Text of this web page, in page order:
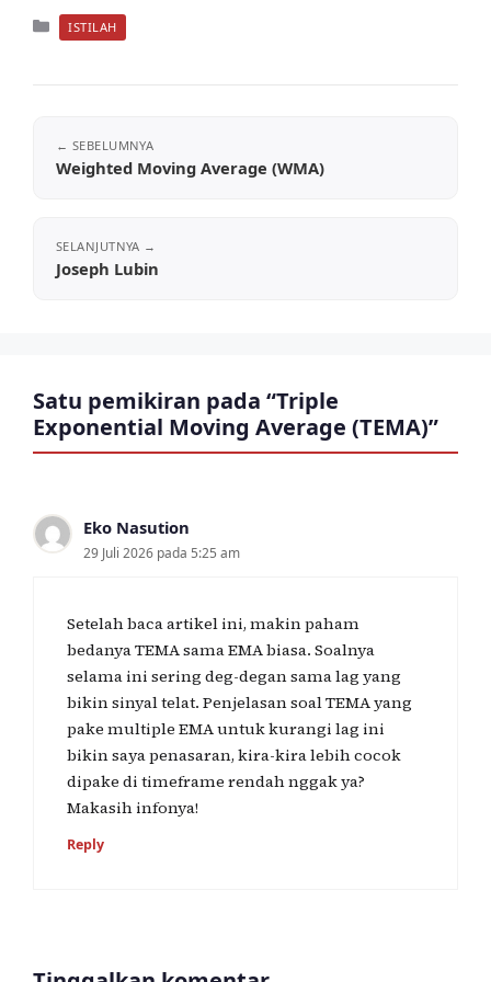
Kategori
ISTILAH
Weighted Moving Average (WMA)
Joseph Lubin
Satu pemikiran pada “Triple
Exponential Moving Average (TEMA)”
Eko Nasution
29 Juli 2026 pada 5:25 am
Setelah baca artikel ini, makin paham
bedanya TEMA sama EMA biasa. Soalnya
selama ini sering deg-degan sama lag yang
bikin sinyal telat. Penjelasan soal TEMA yang
pake multiple EMA untuk kurangi lag ini
bikin saya penasaran, kira-kira lebih cocok
dipake di timeframe rendah nggak ya?
Makasih infonya!
Reply